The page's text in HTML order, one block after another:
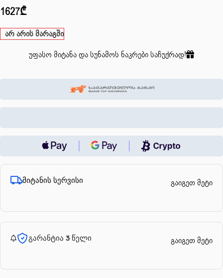
1627₾
არ არის მარაგში
უფასო მიტანა და სუნამოს ნაკრები საჩუქრად!
მიტანის სერვისი გაიგეთ მეტი
გარანტია 3 წელი გაიგეთ მეტი